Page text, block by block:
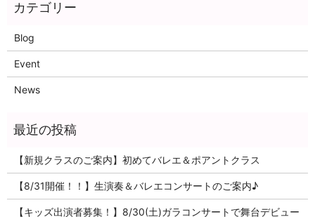
Blog
Event
News
【新規クラスのご案内】初めてバレエ＆ポアントクラス
【8/31開催！！】生演奏＆バレエコンサートのご案内♪
【キッズ出演者募集！】8/30(土)ガラコンサートで舞台デビュー